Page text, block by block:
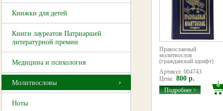
Книжки для детей
Книги лауреатов Патриаршей
литературной премии
Медицина и психология
Молитвословы
Ноты
Православный
молитвослов
(гражданский шрифт)
Артикул: 004743
Цена: 800 р.
Подробнее >